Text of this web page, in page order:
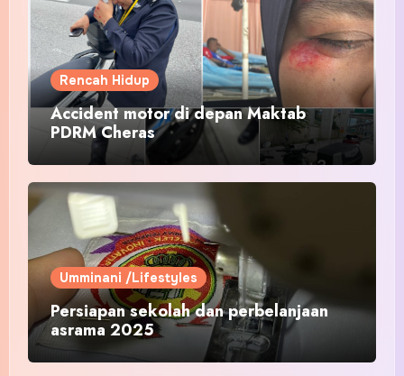
Rencah Hidup
Accident motor di depan Maktab
PDRM Cheras
Umminani /Lifestyles
Persiapan sekolah dan perbelanjaan
asrama 2025